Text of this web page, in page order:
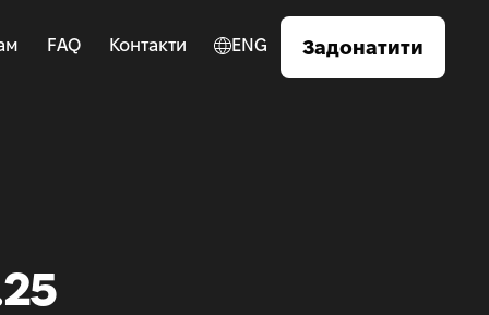
FAQ Контакти ENG Задонатити